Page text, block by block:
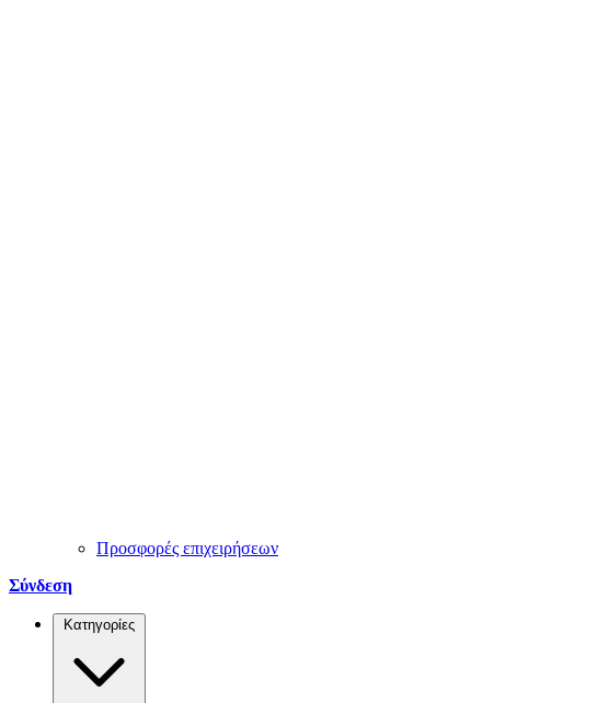
Προσφορές επιχειρήσεων
Σύνδεση
Κατηγορίες